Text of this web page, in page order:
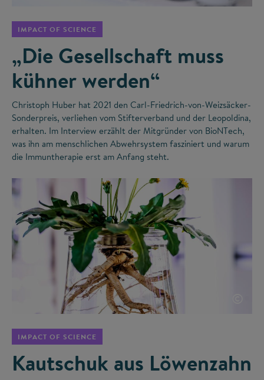
IMPACT OF SCIENCE
„Die Gesellschaft muss
kühner werden“
Christoph Huber hat 2021 den Carl-Friedrich-von-Weizsäcker-
Sonderpreis, verliehen vom Stifterverband und der Leopoldina,
erhalten. Im Interview erzählt der Mitgründer von BioNTech,
was ihn am menschlichen Abwehrsystem fasziniert und warum
die Immuntherapie erst am Anfang steht.
IMPACT OF SCIENCE
Kautschuk aus Löwenzahn